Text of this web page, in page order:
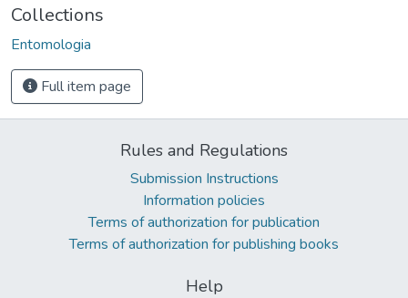
Collections
Entomologia
Full item page
Rules and Regulations
Submission Instructions
Information policies
Terms of authorization for publication
Terms of authorization for publishing books
Help